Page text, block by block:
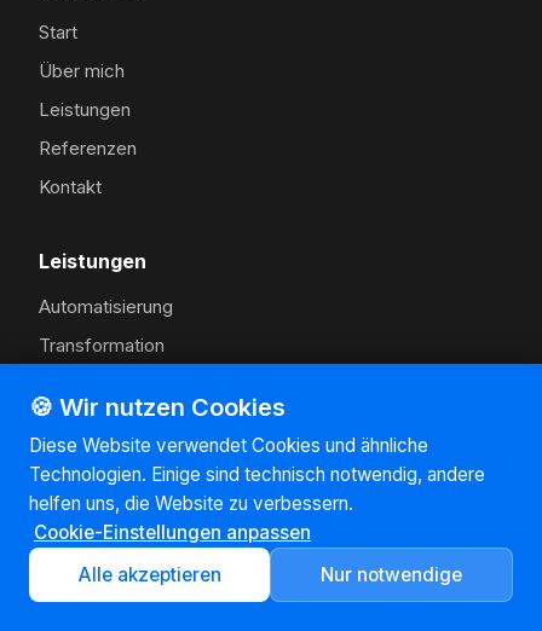
Start
Über mich
Leistungen
Referenzen
Kontakt
Leistungen
Automatisierung
Transformation
Kostenloser Prozess-Check
Rechtliches
Impressum
Datenschutz
🍪 Wir nutzen Cookies
Diese Website verwendet Cookies und ähnliche
Technologien. Einige sind technisch notwendig, andere
helfen uns, die Website zu verbessern.
Cookie-Einstellungen anpassen
Alle akzeptieren
Nur notwendige